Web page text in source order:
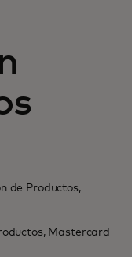
de Productos,
Mastercard